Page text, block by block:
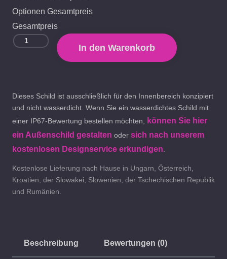
Optionen Gesamtpreis
Gesamtpreis
In den Warenkorb
Dieses Schild ist ausschließlich für den Innenbereich konzipiert
und nicht wasserdicht. Wenn Sie ein wasserdichtes Schild mit
einer IP67-Bewertung bestellen möchten, können Sie hier
ein Außenschild gestalten oder sich nach unserem
kostenlosen Designservice erkundigen.
Kostenlose Lieferung nach Hause in Ungarn, Österreich,
Kroatien, der Slowakei, Slowenien, der Tschechischen Republik
und Rumänien.
Beschreibung Bewertungen (0)